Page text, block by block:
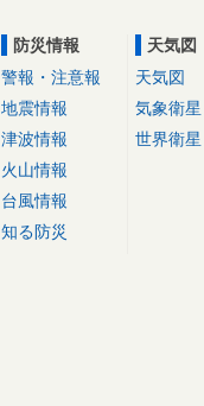
防災情報
警報・注意報
地震情報
津波情報
火山情報
台風情報
知る防災
天気図
天気図
気象衛星
世界衛星